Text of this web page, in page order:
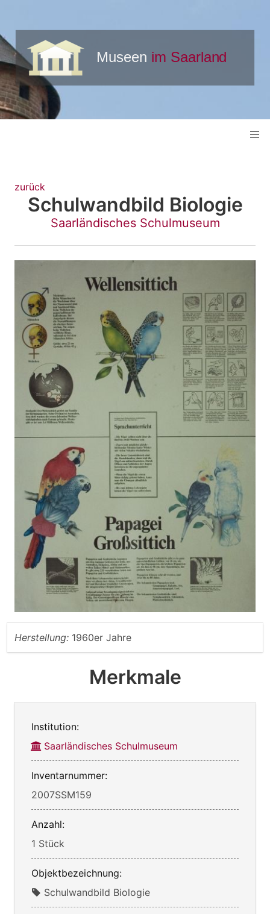
zurück
Schulwandbild Biologie
Saarländisches Schulmuseum
Herstellung: 1960er Jahre
Merkmale
Institution:
Saarländisches Schulmuseum
Inventarnummer:
2007SSM159
Anzahl:
1 Stück
Objektbezeichnung:
Schulwandbild Biologie